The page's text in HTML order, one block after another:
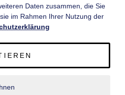
Daten zusammen, die Sie
im Rahmen Ihrer Nutzung der